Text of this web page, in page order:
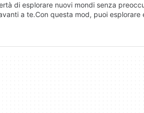
di esplorare nuovi mondi senza
a te.Con questa mod, puoi esplorare